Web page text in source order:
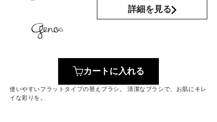
詳細を見る
カートに入れる
使いやすいフラットタイプの替えブラシ。 清潔なブラシで、お肌にキレ
イな彩りを。